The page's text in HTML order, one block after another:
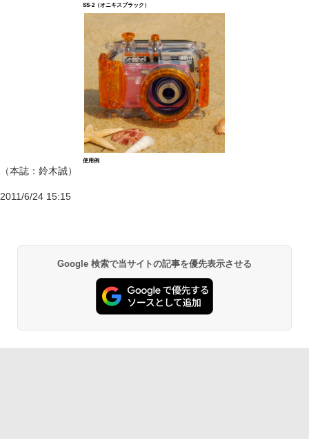
SS-2（オニキスブラック）
使用例
（本誌：鈴木誠）
2011/6/24 15:15
Google 検索で当サイトの記事を優先表示させる